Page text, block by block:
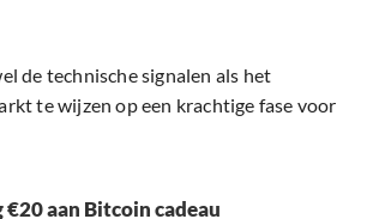
de technische signalen als het
te wijzen op een krachtige fase voor
€20 aan Bitcoin cadeau